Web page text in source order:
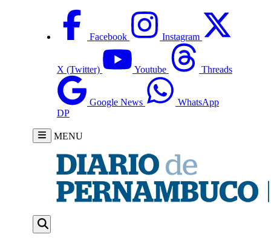
Facebook Instagram
X (Twitter) Youtube Threads
Google News
WhatsApp
DP
MENU